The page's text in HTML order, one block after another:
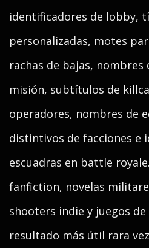
identificadores de lobby,
personalizadas, motes
rachas de bajas, nombres
misión, subtítulos de
operadores, nombres de
distintivos de facciones e
escuadras en battle
fanfiction, novelas
shooters indie y juegos de
resultado más útil rara